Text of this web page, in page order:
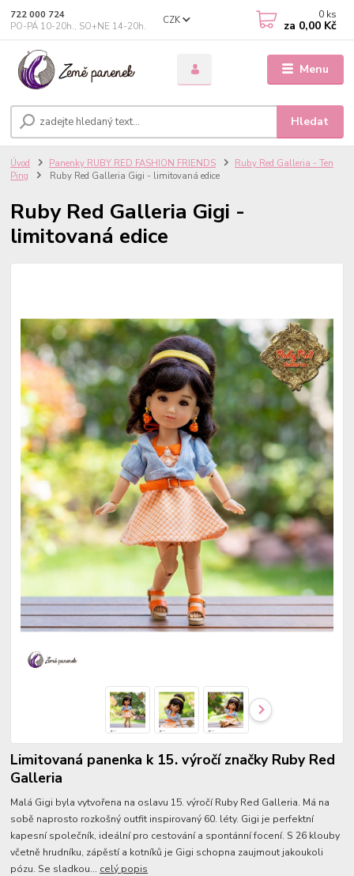
Menu
CZK
Hledat
722 000 724
PO-PÁ 10-20h., SO+NE 14-20h.
0 ks
za 0,00 Kč
Úvod Panenky RUBY RED FASHION FRIENDS
Ruby Red Galleria - Ten
Ping
Ruby Red Galleria Gigi - limitovaná edice
Ruby Red Galleria Gigi -
limitovaná edice
Limitovaná panenka k 15. výročí značky Ruby Red
Galleria
Malá Gigi byla vytvořena na oslavu 15. výročí Ruby Red Galleria. Má na
sobě naprosto rozkošný outfit inspirovaný 60. léty. Gigi je perfektní
kapesní společník, ideální pro cestování a spontánní focení. S 26 klouby
včetně hrudníku, zápěstí a kotníků je Gigi schopna zaujmout jakoukoli
pózu. Se sladkou... celý popis